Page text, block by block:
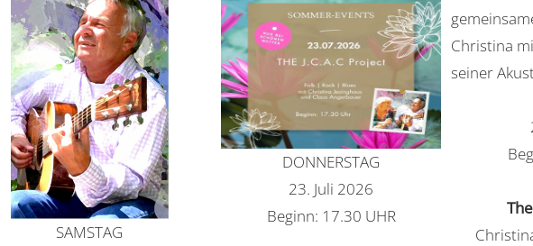
SAMSTAG
DONNERSTAG
23. Juli 2026
Beginn: 17.30 UHR